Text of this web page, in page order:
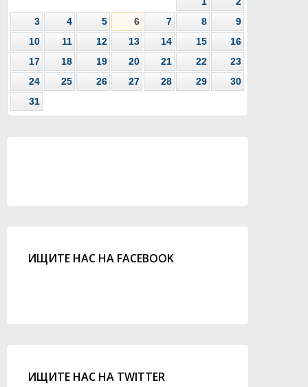
3
4 5 6 7 8
9
10
11 12 13 14 15
16
17
18 19 20 21 22
23
24
25 26 27 28 29
30
31
ИЩИТЕ НАС НА FACEBOOK
ИЩИТЕ НАС НА TWITTER